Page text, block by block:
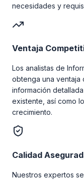
necesidades y
Ventaja
Los analistas de
obtenga una ventaja
información
existente, así como
crecimiento.
Calidad
Nuestros expertos